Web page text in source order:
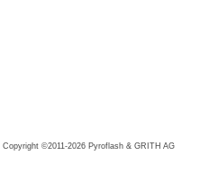
Copyright ©2011-2026 Pyroflash & GRITH AG